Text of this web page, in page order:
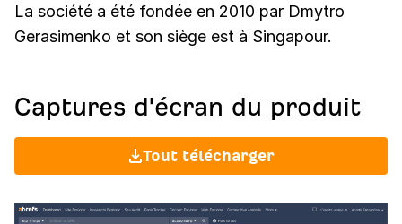
La société a été fondée en 2010 par Dmytro
Gerasimenko et son siège est à Singapour.
Captures d'écran du produit
Tout télécharger